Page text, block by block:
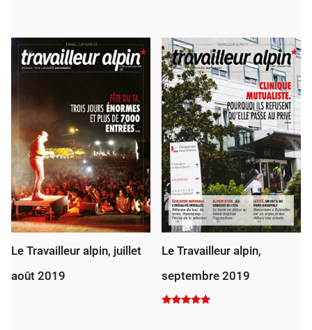
Le Travailleur alpin, juillet
août 2019
Le Travailleur alpin,
septembre 2019